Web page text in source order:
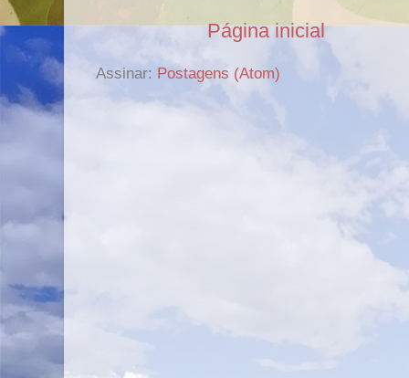
Página inicial
Assinar: Postagens (Atom)